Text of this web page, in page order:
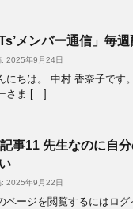
Ts’メンバー通信」毎
: 2025年9月24日
にちは。 中村 香奈子です
さま […]
事11 先生なのに自
: 2025年9月22日
ページを閲覧するにはログ